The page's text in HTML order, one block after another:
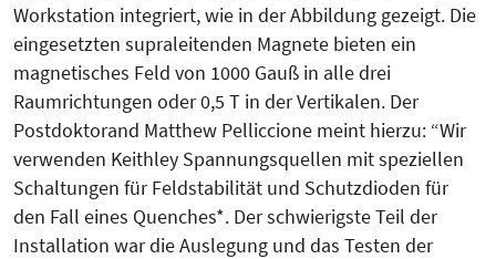
Workstation integriert, wie in der Abbildung gezeigt. Die
eingesetzten supraleitenden Magnete bieten ein
magnetisches Feld von 1000 Gauß in alle drei
Raumrichtungen oder 0,5 T in der Vertikalen. Der
Postdoktorand Matthew Pelliccione meint hierzu: “Wir
verwenden Keith­ley Spannungsquellen mit speziellen
Schaltungen für Feldstabilität und Schutzdioden für
den Fall eines Quen­c­hes*. Der schwierigste Teil der
Installation war die Auslegung und das Testen der